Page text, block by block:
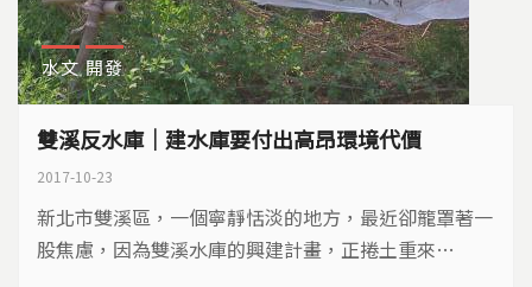
水文 開發
雙溪反水庫｜建水庫要付出高昂環境代價
2017-10-23
新北市雙溪區，一個寧靜恬淡的地方，最近卻籠罩著一
股焦慮，因為雙溪水庫的興建計畫，正捲土重來…